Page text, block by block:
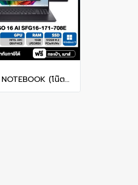
[ผ่อน 0%] NOTEBOOK (โน๊ตบุ๊ค) ACER SWIFT GO 16 AI SFG16-I71-708E 16" WUXGA/ULTRA 7 385H/16GB/SSD 512GB/WINDOWS 11+MS OFFICE รับประกันซ่อมฟรีถึงบ้าน 3ปี